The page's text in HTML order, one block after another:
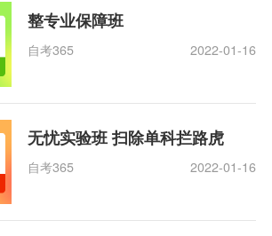
整专业保障班
自考365 2022-01-16
无忧实验班 扫除单科拦路虎
自考365 2022-01-16